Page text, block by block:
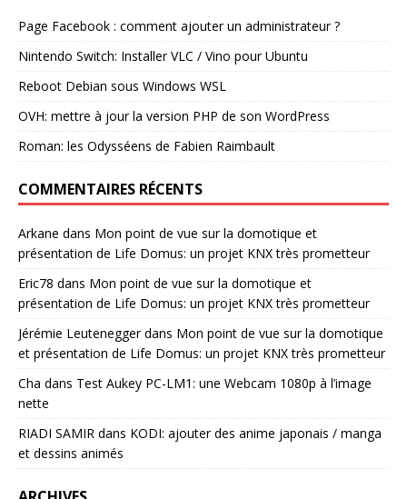
Page Facebook : comment ajouter un administrateur ?
Nintendo Switch: Installer VLC / Vino pour Ubuntu
Reboot Debian sous Windows WSL
OVH: mettre à jour la version PHP de son WordPress
Roman: les Odysséens de Fabien Raimbault
COMMENTAIRES RÉCENTS
Arkane dans Mon point de vue sur la domotique et
présentation de Life Domus: un projet KNX très prometteur
Eric78 dans Mon point de vue sur la domotique et
présentation de Life Domus: un projet KNX très prometteur
Jérémie Leuteneggerdans Mon point de vue sur la domotique
et présentation de Life Domus: un projet KNX très prometteur
Cha dans Test Aukey PC-LM1: une Webcam 1080p à l’image
nette
RIADI SAMIR dans KODI: ajouter des anime japonais / manga
et dessins animés